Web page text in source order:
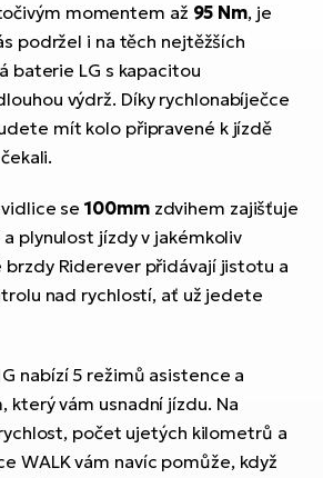
momentem až 95 Nm, je
podržel i na těch nejtěžších
baterie LG s kapacitou
výdrž. Díky rychlonabíječce
mít kolo připravené k jízdě
vidlice se100mmzdvihem zajišťuje
plynulost jízdy v jakémkoliv
Riderever přidávají jistotu a
nad rychlostí, ať už jedete
nabízí 5 režimů asistence a
který vám usnadní jízdu. Na
počet ujetých kilometrů a
WALK vám navíc pomůže, když